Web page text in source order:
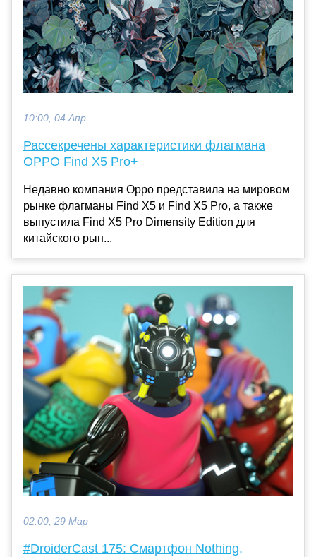
10:00, 04 Апр
Рассекречены характеристики флагмана
OPPO Find X5 Pro+
Недавно компания Oppo представила на мировом
рынке флагманы Find X5 и Find X5 Pro, а также
выпустила Find X5 Pro Dimensity Edition для
китайского рын...
02:00, 29 Мар
#DroiderCast 175: Смартфон Nothing,